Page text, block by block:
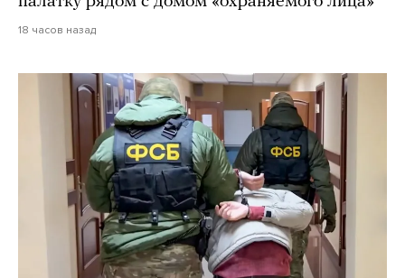
18 часов назад